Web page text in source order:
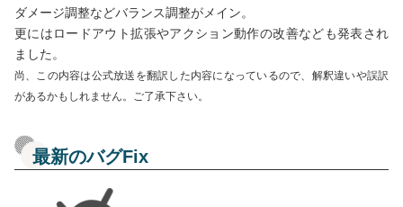
ダメージ調整などバランス調整がメイン。
更にはロードアウト拡張やアクション動作の改善なども発表され
ました。
尚、この内容は公式放送を翻訳した内容になっているので、解釈違いや誤訳
があるかもしれません。ご了承下さい。
最新のバグFix